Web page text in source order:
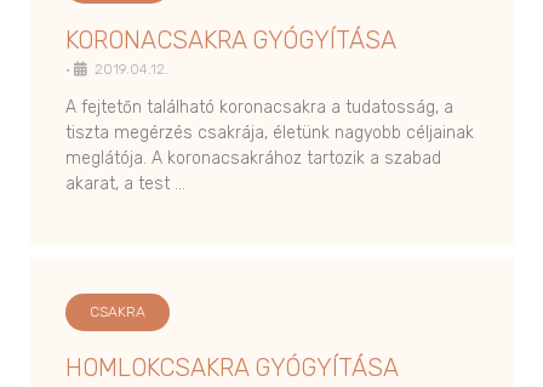
KORONACSAKRA GYÓGYÍTÁSA
• 2019.04.12.
A fejtetőn található koronacsakra a tudatosság, a
tiszta megérzés csakrája, életünk nagyobb céljainak
meglátója. A koronacsakrához tartozik a szabad
akarat, a test …
CSAKRA
HOMLOKCSAKRA GYÓGYÍTÁSA